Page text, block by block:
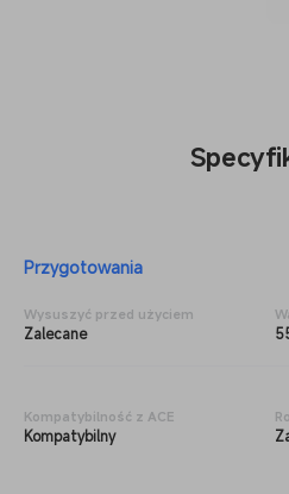
Przygotowania
Wysuszyć przed użyciem
Zalecane
Kompatybilność z ACE
Kompatybilny